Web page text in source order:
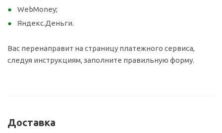
WebMoney;
Яндекс.Деньги.
Вас перенаправит на страницу платежного сервиса,
следуя инструкциям, заполните правильную форму.
Доставка